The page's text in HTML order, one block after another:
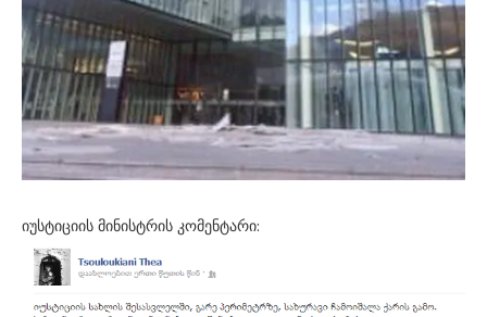
იუსტიციის მინისტრის კომენტარი: